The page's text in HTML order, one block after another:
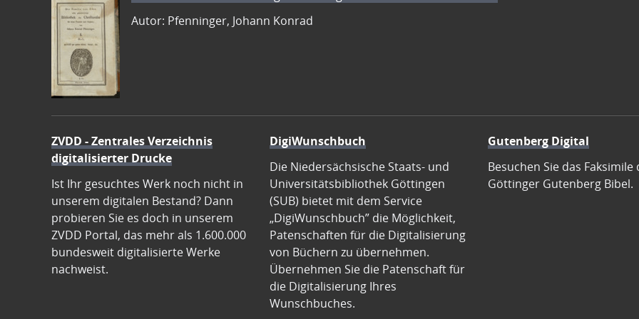
Autor: Pfenninger, Johann Konrad
ZVDD - Zentrales Verzeichnis
digitalisierter Drucke
Ist Ihr gesuchtes Werk noch nicht in
unserem digitalen Bestand? Dann
probieren Sie es doch in unserem
ZVDD Portal, das mehr als 1.600.000
bundesweit digitalisierte Werke
nachweist.
DigiWunschbuch
Die Niedersächsische Staats- und
Universitätsbibliothek Göttingen
(SUB) bietet mit dem Service
„DigiWunschbuch” die Möglichkeit,
Patenschaften für die Digitalisierung
von Büchern zu übernehmen.
Übernehmen Sie die Patenschaft für
die Digitalisierung Ihres
Wunschbuches.
Gutenberg Digital
Besuchen Sie das Faksimile
Göttinger Gutenberg Bibel.